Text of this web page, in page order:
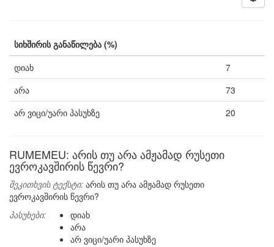
სიხშირის განაწილება (%)
დიახ
7
არა
73
არ ვიცი/უარი პასუხზე
20
RUMEMEU: არის თუ არა ამჟამად რუსეთი
ევროკავშირის წევრი?
შეკითხვის ტექსტი: არის თუ არა ამჟამად რუსეთი
ევროკავშირის წევრი?
პასუხები:
დიახ
არა
არ ვიცი/უარი პასუხზე